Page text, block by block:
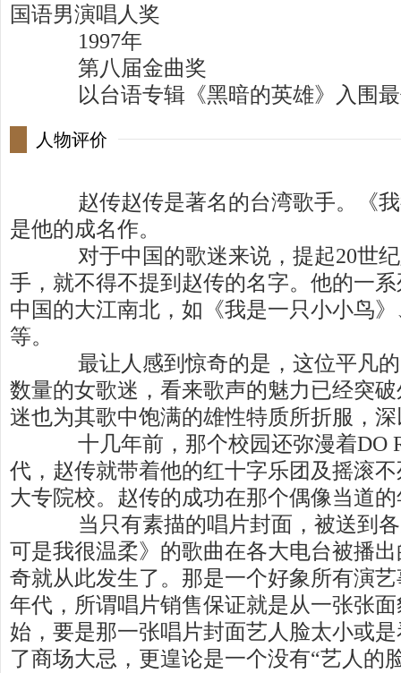
国语男演唱人奖
1997年
第八届金曲奖
以台语专辑《黑暗的英雄》入围最
人物评价
赵传赵传是著名的台湾歌手。《我
是他的成名作。
对于中国的歌迷来说，提起20世纪
手，就不得不提到赵传的名字。他的一
中国的大江南北，如《我是一只小小鸟
等。
最让人感到惊奇的是，这位平凡的
数量的女歌迷，看来歌声的魅力已经突
迷也为其歌中饱满的雄性特质所折服，
十几年前，那个校园还弥漫着DO
代，赵传就带着他的红十字乐团及摇滚
大专院校。赵传的成功在那个偶像当道
当只有素描的唱片封面，被送到各
可是我很温柔》的歌曲在各大电台被播
奇就从此发生了。那是一个好象所有演
年代，所谓唱片销售保证就是从一张张
始，要是那一张唱片封面艺人脸太小或
了商场大忌，更遑论是一个没有“艺人的